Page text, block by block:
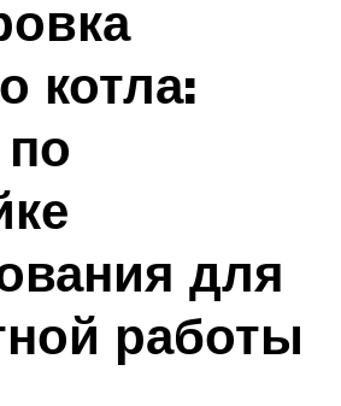
котла:
для
работы